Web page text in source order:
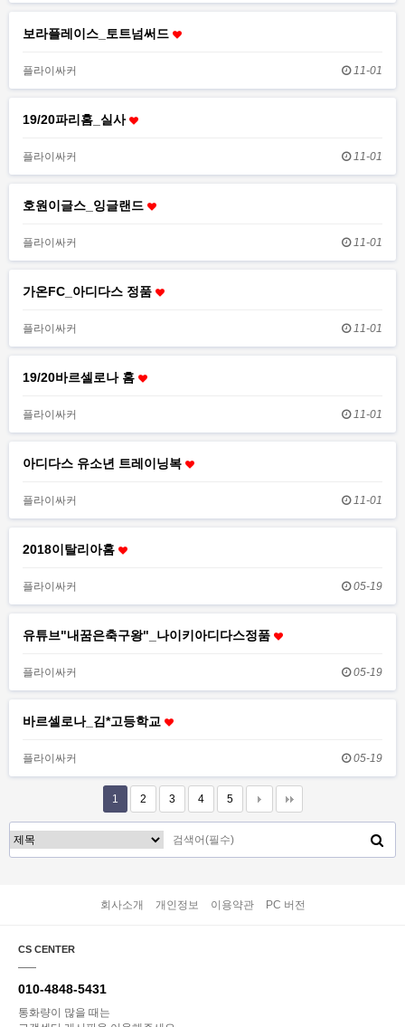
보라플레이스_토트넘써드
플라이싸커 11-01
19/20파리홈_실사
플라이싸커 11-01
호원이글스_잉글랜드
플라이싸커 11-01
가온FC_아디다스 정품
플라이싸커 11-01
19/20바르셀로나 홈
플라이싸커 11-01
아디다스 유소년 트레이닝복
플라이싸커 11-01
2018이탈리아홈
플라이싸커 05-19
유튜브"내꿈은축구왕"_나이키아디다스정품
플라이싸커 05-19
바르셀로나_김*고등학교
플라이싸커 05-19
1 2 3 4 5
회사소개 개인정보 이용약관 PC 버전
CS CENTER
010-4848-5431
통화량이 많을 때는